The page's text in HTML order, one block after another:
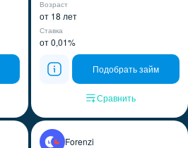
Возраст
от 18 лет
Ставка
от 0,01%
Подобрать займ
Сравнить
Forenzi